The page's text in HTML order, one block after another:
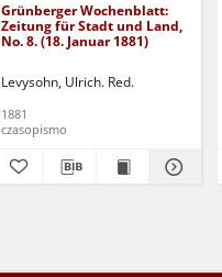
Grünberger Wochenblatt:
Zeitung für Stadt und Land,
No. 8. (18. Januar 1881)
Levysohn, Ulrich. Red.
1881
czasopismo